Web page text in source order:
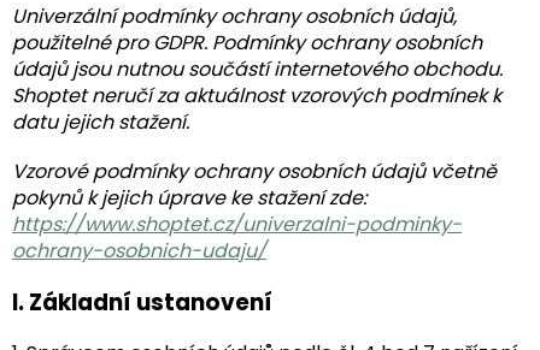
Univerzální podmínky ochrany osobních údajů,
použitelné pro GDPR. Podmínky ochrany osobních
údajů jsou nutnou součástí internetového obchodu.
Shoptet neručí za aktuálnost vzorových podmínek k
datu jejich stažení.
Vzorové podmínky ochrany osobních údajů včetně
pokynů k jejich úprave ke stažení zde:
https://www.shoptet.cz/univerzalni-podminky-
ochrany-osobnich-udaju/
I.Základní ustanovení